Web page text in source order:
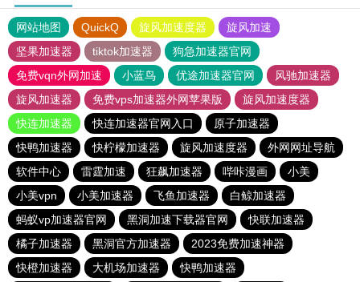
网站地图 QuickQ 旋风加速度器
旋风加速
坚果加速器
tiktok加速器
狗急加速器官网
免费vqn外网加速
小蓝鸟 优途加速器官网
风驰加速器
旋风加速器
免费vps加速器外网苹果版
旋风加速度器
快连加速器
快连加速器官网入口
原子加速器
快鸭加速器
快柠檬加速器 旋风加速度器
外网网址导航
软件中心
雷霆加速 狂飙加速器 哔咔漫画
小美
小美vpn
小美加速器 飞鱼加速器
白鲸加速器
蚂蚁vp加速器官网
黑洞加速下载器官网
快联加速器
橘子加速器
黑洞官方加速器
2023免费加速神器
快橙加速器
大机场加速器 快鸭加速器